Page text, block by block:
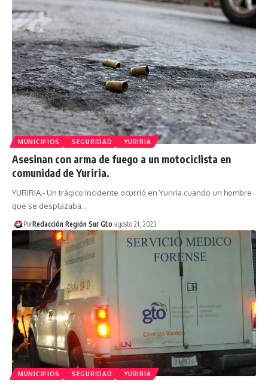
MUNICIPIOS SEGURIDAD YURIRIA
Asesinan con arma de fuego a un motociclista en
comunidad de Yuriria.
YURIRIA.- Un trágico incidente ocurrió en Yuriria cuando un hombre
que se desplazaba…
PorRedacción Región Sur Gto agosto 21, 2023
MUNICIPIOS SEGURIDAD YURIRIA